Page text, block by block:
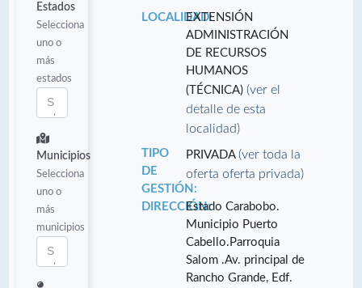
Estados
Selecciona
uno o
más
estados
Municipios
Selecciona
uno o
más
municipios
LOCALIDAD:EXTENSIÓN
ADMINISTRACIÓN
DE RECURSOS
HUMANOS
(TÉCNICA)(ver el
detalle de esta
localidad)
TIPO
DE
GESTIÓN:
PRIVADA(ver toda la
oferta oferta privada)
DIRECCIÓN:Estado Carabobo.
Municipio Puerto
Cabello.Parroquia
Salom .Av. principal de
Rancho Grande, Edf.